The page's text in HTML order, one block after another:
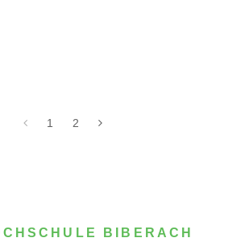
1 2
BIBERACH